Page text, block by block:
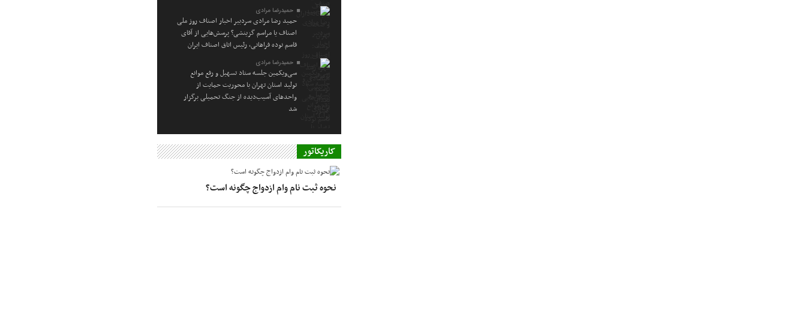
حمیدرضا مرادی
حمید رضا مرادی سردبیر اخبار اصناف روز ملی
اصناف یا مراسم گزینشی؟ پرسش‌هایی از آقای
قاسم نوده فراهانی، رئیس اتاق اصناف ایران
حمیدرضا مرادی
سی‌ویکمین جلسه ستاد تسهیل و رفع موانع
تولید استان تهران با محوریت حمایت از
واحدهای آسیب‌دیده از جنگ تحمیلی برگزار
شد
کاریکاتور
نحوه ثبت نام وام ازدواج چگونه است؟